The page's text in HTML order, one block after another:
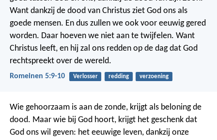
Want dankzij de dood van Christus ziet God ons als
goede mensen. En dus zullen we ook voor eeuwig gered
worden. Daar hoeven we niet aan te twijfelen. Want
Christus leeft, en hij zal ons redden op de dag dat God
rechtspreekt over de wereld.
Romeinen 5:9-10 Verlosser redding verzoening
Wie gehoorzaam is aan de zonde, krijgt als beloning de
dood. Maar wie bij God hoort, krijgt het geschenk dat
God ons wil geven: het eeuwige leven, dankzij onze